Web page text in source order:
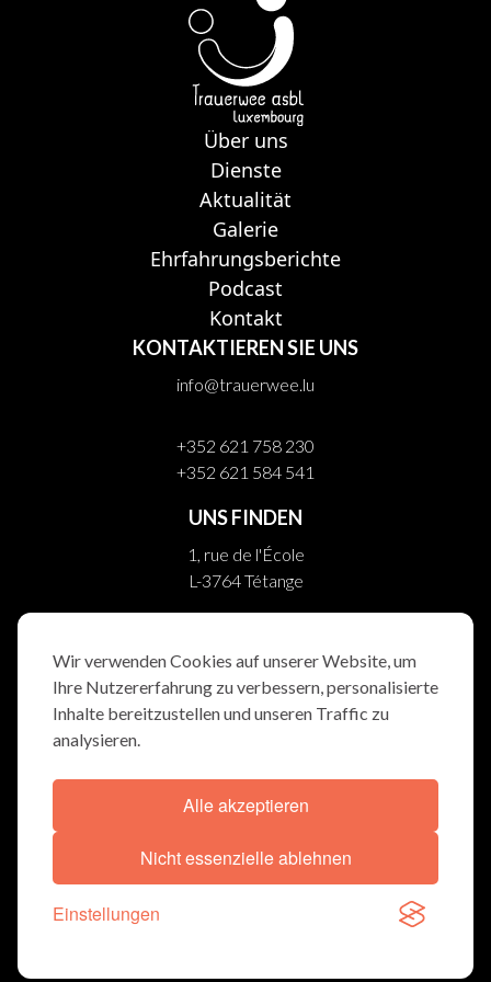
Wir verwenden Cookies auf unserer Website, um
Ihre Nutzererfahrung zu verbessern, personalisierte
Inhalte bereitzustellen und unseren Traffic zu
analysieren.
Alle akzeptieren
Nicht essenzielle ablehnen
Einstellungen
Über uns
Dienste
Aktualität
Galerie
Ehrfahrungsberichte
Podcast
Kontakt
KONTAKTIEREN SIE UNS
info@trauerwee.lu
+352 621 758 230
+352 621 584 541
UNS FINDEN
1, rue de l'École
L-3764 Tétange
L-8710 Boevange/Attert
FOLGEN SIE UNS
ALLGEMEINBEDINGUNGEN
© TRAUERWEE 2026